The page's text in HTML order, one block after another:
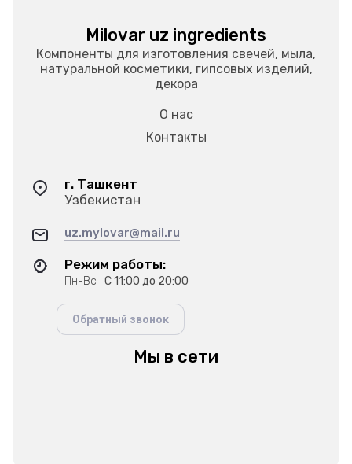
Milovar uz ingredients
Компоненты для изготовления свечей, мыла,
натуральной косметики, гипсовых изделий,
декора
О нас
Контакты
г. Ташкент
Узбекистан
uz.mylovar@mail.ru
Режим работы:
Пн-Вс С 11:00 до 20:00
Обратный звонок
Мы в сети